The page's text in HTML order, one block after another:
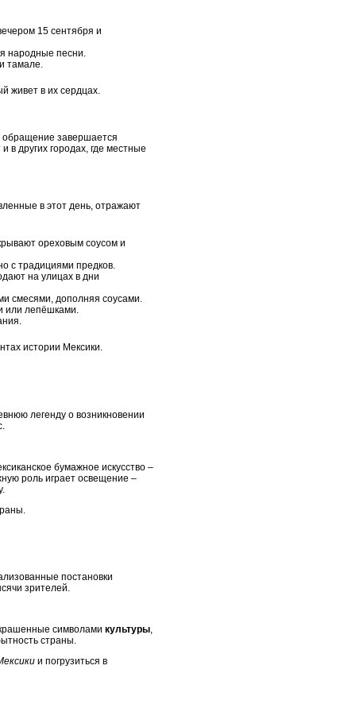
15 сентября и
народные песни.
тамале.
живет в их сердцах.
завершается
других городах, где местные
в этот день, отражают
ореховым соусом и
с традициями предков.
на улицах в дни
смесями, дополняя соусами.
или лепёшками.
истории Мексики.
легенду о возникновении
бумажное искусство –
роль играет освещение –
постановки
зрителей.
символами культуры,
страны.
и погрузиться в